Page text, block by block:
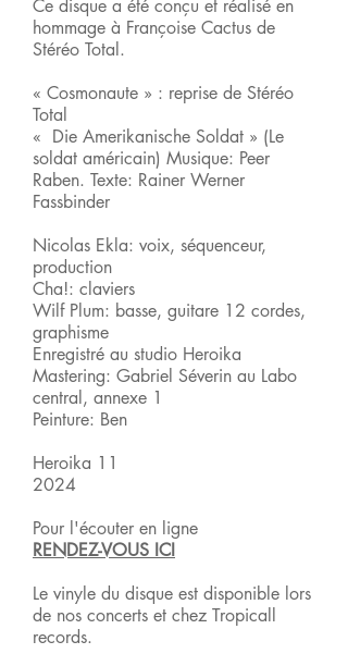
Ce disque a été conçu et réalisé en
hommage à Françoise Cactus de
Stéréo Total.
« Cosmonaute » : reprise de Stéréo
Total
« Die Amerikanische Soldat » (Le
soldat américain) Musique: Peer
Raben. Texte: Rainer Werner
Fassbinder
Nicolas Ekla: voix, séquenceur,
production
Cha!: claviers
Wilf Plum: basse, guitare 12 cordes,
graphisme
Enregistré au studio Heroika
Mastering: Gabriel Séverin au Labo
central, annexe 1
Peinture: Ben
Heroika 11
2024
Pour l'écouter en ligne
RENDEZ-VOUS ICI
Le vinyle du disque est disponible lors
de nos concerts et chez Tropicall
records.